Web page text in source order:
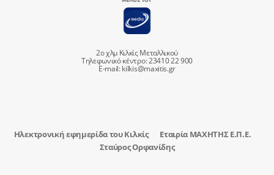
2ο χλμ Κιλκίς Μεταλλικού
Τηλεφωνικό κέντρο: 23410 22 900
E-mail:kilkis@maxitis.gr
Ηλεκτρονική εφημερίδα του Κιλκίς
Εταιρία ΜΑΧΗΤΗΣ Ε.Π.Ε.
Σταύρος Ορφανίδης